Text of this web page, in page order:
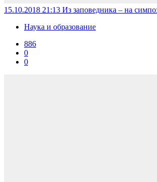
15.10.2018 21:13 Из заповедника – на
Наука и образование
886
0
0